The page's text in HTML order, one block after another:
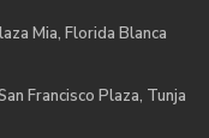
Mia, Florida Blanca
Francisco Plaza, Tunja